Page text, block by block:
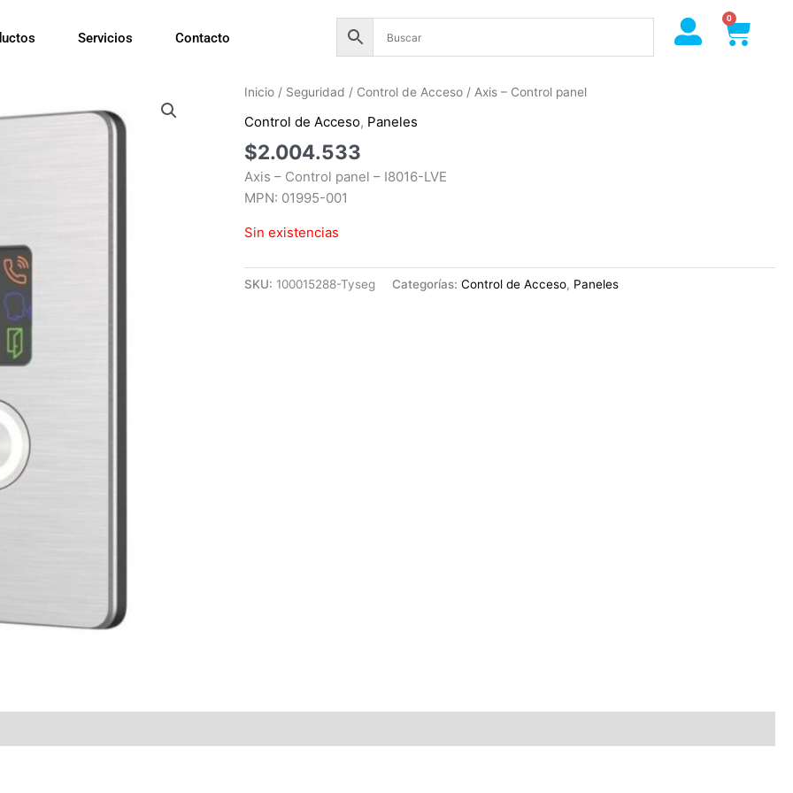
Servicios Contacto
0
Cart
Inicio / Seguridad / Control de Acceso / Axis – Control panel
Control de Acceso, Paneles
$2.004.533
Axis – Control panel – I8016-LVE
MPN: 01995-001
Sin existencias
SKU: 100015288-Tyseg Categorías:Control de Acceso, Paneles